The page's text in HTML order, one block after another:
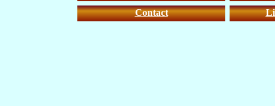
Contact